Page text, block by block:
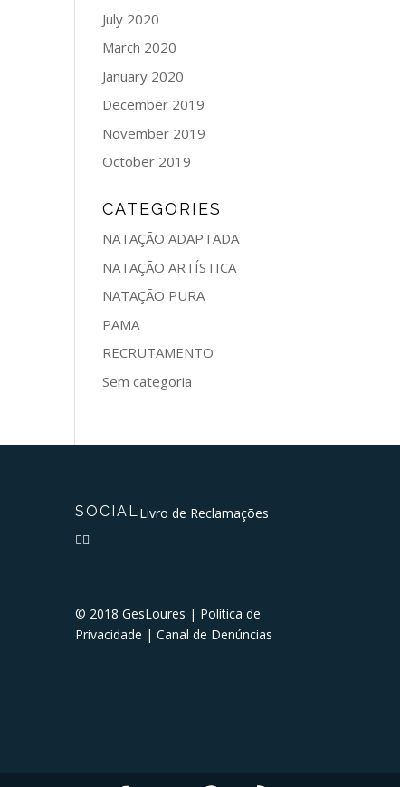
July 2020
March 2020
January 2020
December 2019
November 2019
October 2019
CATEGORIES
NATAÇÃO ADAPTADA
NATAÇÃO ARTÍSTICA
NATAÇÃO PURA
PAMA
RECRUTAMENTO
Sem categoria
SOCIAL

Livro de Reclamações
© 2018 GesLoures | Política de
Privacidade |Canal de Denúncias